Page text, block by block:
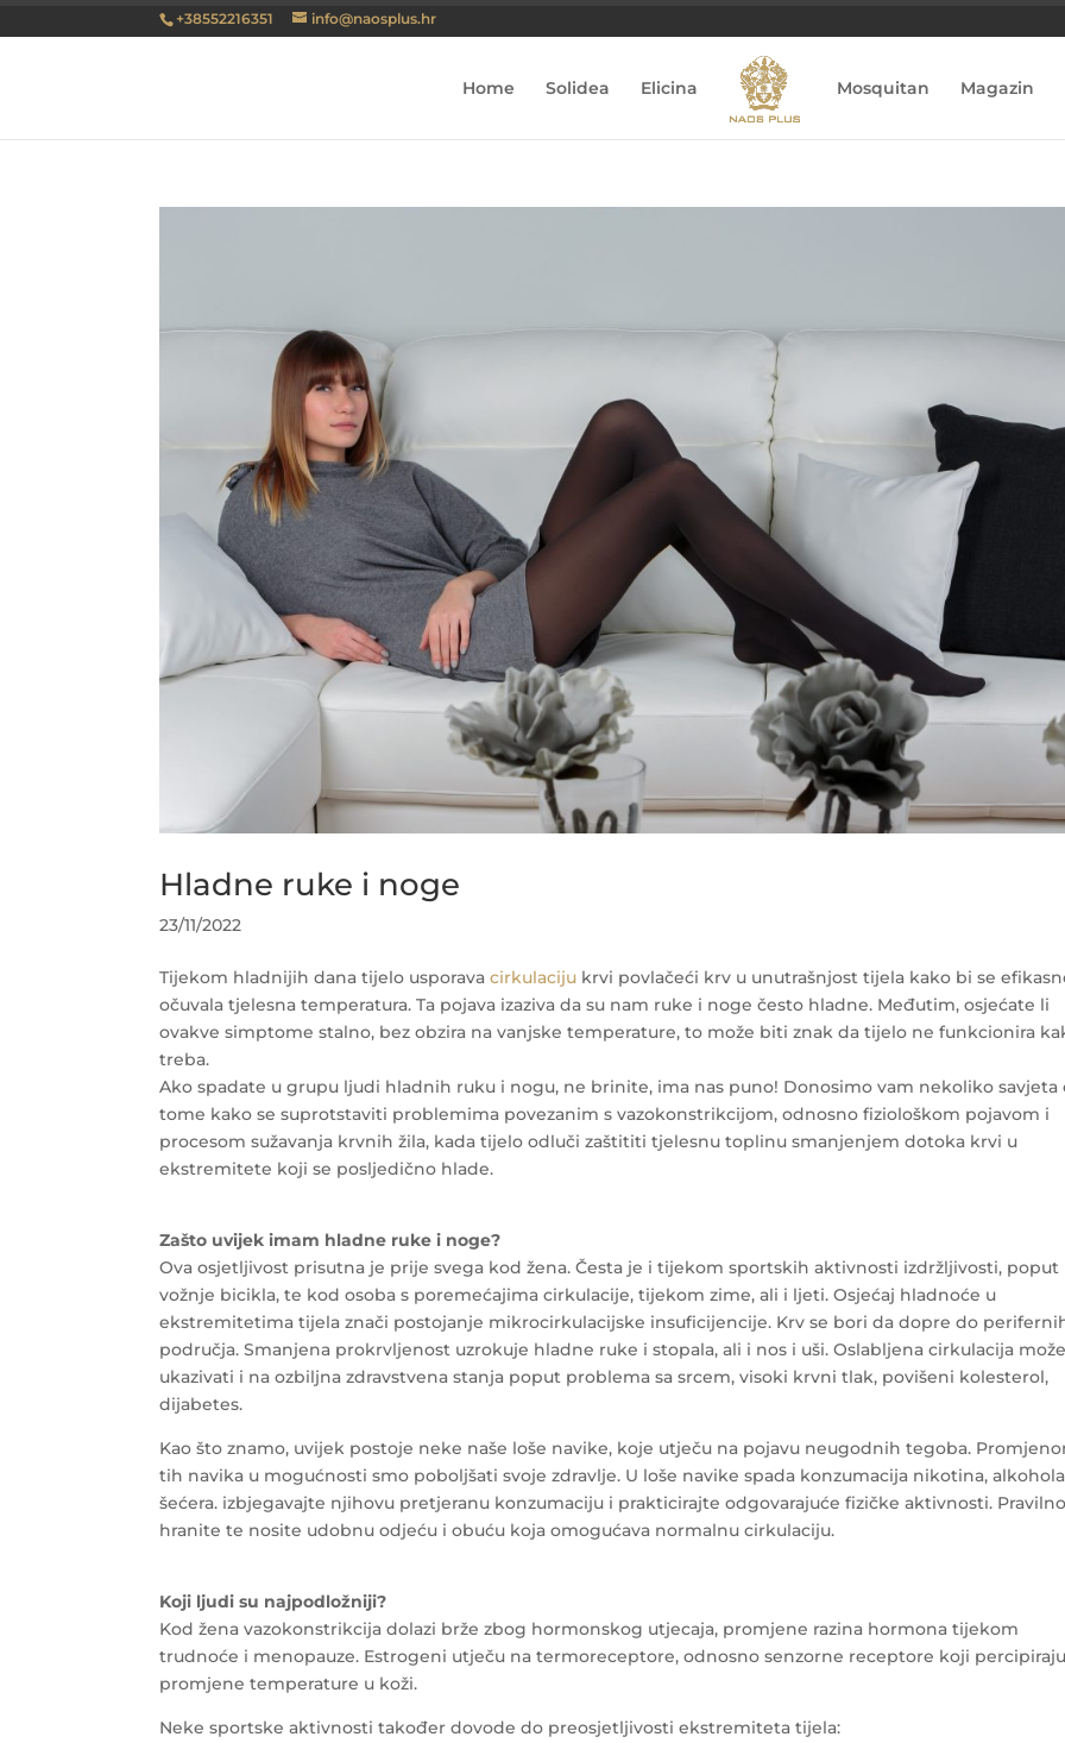
+38552216351 info@naosplus.hr
Home Solidea Elicina Mosquitan Magazin
Hladne ruke i noge
23/11/2022
Tijekom hladnijih dana tijelo usporavacirkulaciju krvi povlačeći krv u unutrašnjost tijela kako bi se
očuvala tjelesna temperatura. Ta pojava izaziva da su nam ruke i noge često hladne. Međutim, osjećate li
ovakve simptome stalno, bez obzira na vanjske temperature, to može biti znak da tijelo ne funkcionira
treba.
Ako spadate u grupu ljudi hladnih ruku i nogu, ne brinite, ima nas puno! Donosimo vam nekoliko savjeta
tome kako se suprotstaviti problemima povezanim s vazokonstrikcijom, odnosno fiziološkom pojavom i
procesom sužavanja krvnih žila, kada tijelo odluči zaštititi tjelesnu toplinu smanjenjem dotoka krvi u
ekstremitete koji se posljedično hlade.
Zašto uvijek imam hladne ruke i noge?
Ova osjetljivost prisutna je prije svega kod žena. Česta je i tijekom sportskih aktivnosti izdržljivosti, poput
vožnje bicikla, te kod osoba s poremećajima cirkulacije, tijekom zime, ali i ljeti. Osjećaj hladnoće u
ekstremitetima tijela znači postojanje mikrocirkulacijske insuficijencije. Krv se bori da dopre do
područja. Smanjena prokrvljenost uzrokuje hladne ruke i stopala, ali i nos i uši. Oslabljena cirkulacija može
ukazivati i na ozbiljna zdravstvena stanja poput problema sa srcem, visoki krvni tlak, povišeni kolesterol,
dijabetes.
Kao što znamo, uvijek postoje neke naše loše navike, koje utječu na pojavu neugodnih tegoba.
tih navika u mogućnosti smo poboljšati svoje zdravlje. U loše navike spada konzumacija nikotina,
šećera. izbjegavajte njihovu pretjeranu konzumaciju i prakticirajte odgovarajuće fizičke aktivnosti.
hranite te nosite udobnu odjeću i obuću koja omogućava normalnu cirkulaciju.
Koji ljudi su najpodložniji?
Kod žena vazokonstrikcija dolazi brže zbog hormonskog utjecaja, promjene razina hormona tijekom
trudnoće i menopauze. Estrogeni utječu na termoreceptore, odnosno senzorne receptore koji percipiraju
promjene temperature u koži.
Neke sportske aktivnosti također dovode do preosjetljivosti ekstremiteta tijela: